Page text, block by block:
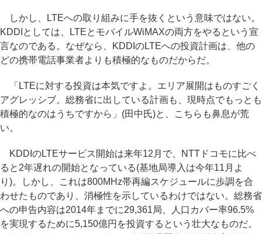
しかし、LTEへの取り組みに手を抜くという意味ではない。
KDDIとしては、LTEとモバイルWiMAXの両方をやるという宣
言なのである。なぜなら、KDDIのLTEへの投資計画は、他の
どの携帯電話事業者よりも積極的なものだからだ。
「LTEに対する投資は本気ですよ。エリア展開はものすごく
アグレッシブ。総務省に出している計画も、現時点でもっとも
積極的なのはうちですから」(田中氏)と、こちらも鼻息が荒
い。
KDDIのLTEサービス開始は来年12月で、NTTドコモに比べ
ると2年遅れの開始となっている(基地局導入は今年11月よ
り)。しかし、これは800MHz帯再編スケジュールに歩調を合
わせたものであり、消極性を示しているわけではない。総務省
への申告内容は2014年までに29,361局、人口カバー率96.5%
を実現するために5,150億円を投資するという壮大なものだ。